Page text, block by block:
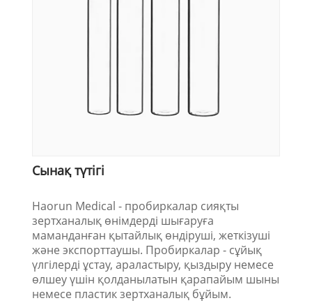
Сынақ түтігі
Haorun Medical - пробиркалар сияқты
зертханалық өнімдерді шығаруға
маманданған қытайлық өндіруші, жеткізуші
және экспорттаушы. Пробиркалар - сұйық
үлгілерді ұстау, араластыру, қыздыру немесе
өлшеу үшін қолданылатын қарапайым шыны
немесе пластик зертханалық бұйым.